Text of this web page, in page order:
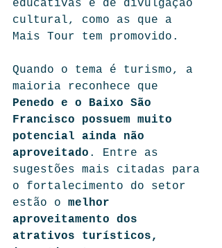
educativas e de divulgação
cultural, como as que a
Mais Tour tem promovido.
Quando o tema é turismo, a
maioria reconhece que
Penedo e o Baixo São
Francisco possuem muito
potencial ainda não
aproveitado . Entre as
sugestões mais citadas para
o fortalecimento do setor
estão o melhor
aproveitamento dos
atrativos turísticos,